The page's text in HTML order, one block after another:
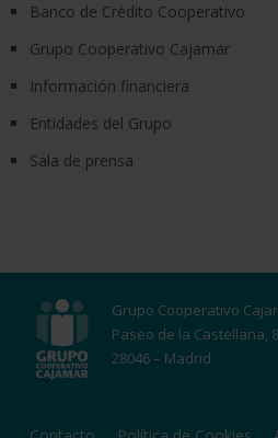
Banco de Crédito Cooperativo
Grupo Cooperativo Cajamar
Información financiera
Entidades del Grupo
Sala de prensa
Grupo Cooperativo
Paseo de la Castellana,
28046 – Madrid